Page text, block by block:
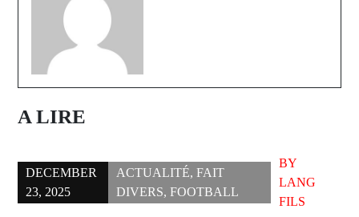
A LIRE
DECEMBER
23, 2025
ACTUALITÉ,FAIT
DIVERS,FOOTBALL
BY
LANG
FILS